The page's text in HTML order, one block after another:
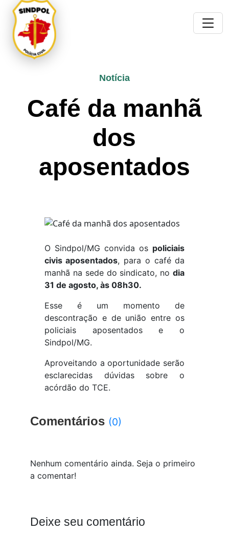
Notícia
Café da manhã
dos
aposentados
O Sindpol/MG convida os policiais
civis aposentados, para o café da
manhã na sede do sindicato, nodia
31 de agosto, às 08h30.
Esse é um momento de
descontração e de união entre os
policiais aposentados e o
Sindpol/MG.
Aproveitando a oportunidade serão
esclarecidas dúvidas sobre o
acórdão do TCE.
Comentários (0)
Nenhum comentário ainda. Seja o primeiro
a comentar!
Deixe seu comentário